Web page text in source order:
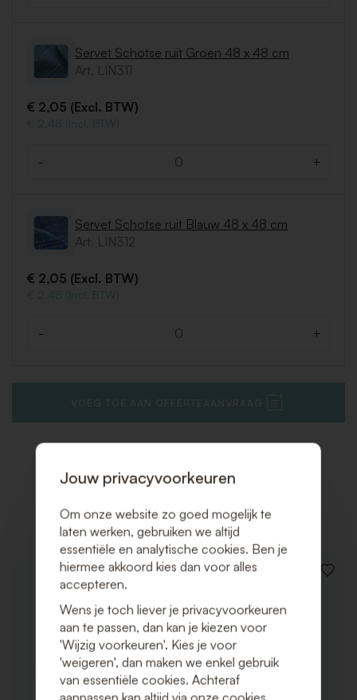
Servet Schotse ruit Groen 48 x 48 cm
Art. LIN311
€ 2,05 (Excl. BTW)
€ 2,48 (Incl. BTW)
- +
Servet Schotse ruit Blauw 48 x 48 cm
Art. LIN312
€ 2,05 (Excl. BTW)
€ 2,48 (Incl. BTW)
- +
VOEG TOE AAN OFFERTEAANVRAAG
VOEG
Jouw privacyvoorkeuren
Om onze website zo goed mogelijk te
laten werken, gebruiken we altijd
essentiële en analytische cookies. Ben je
hiermee akkoord kies dan voor alles
accepteren.
Wens je toch liever je privacyvoorkeuren
aan te passen, dan kan je kiezen voor
'Wijzig voorkeuren'. Kies je voor
'weigeren', dan maken we enkel gebruik
van essentiële cookies. Achteraf